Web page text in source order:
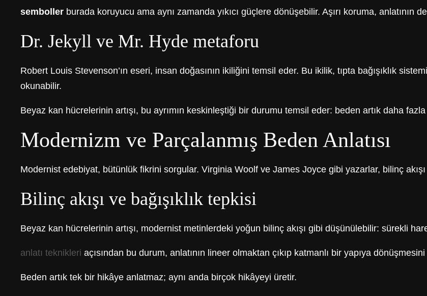
semboller burada koruyucu ama aynı zamanda yıkıcı güçlere dönüşebilir. Aşırı koruma, anlatının
Dr. Jekyll ve Mr. Hyde metaforu
Robert Louis Stevenson’ın eseri, insan doğasının ikiliğini temsil eder. Bu ikilik, tıpta bağışıklık
okunabilir.
Beyaz kan hücrelerinin artışı, bu ayrımın keskinleştiği bir durumu temsil eder: beden artık daha
Modernizm ve Parçalanmış Beden Anlatısı
Modernist edebiyat, bütünlük fikrini sorgular. Virginia Woolf ve James Joyce gibi yazarlar, bilinç
Bilinç akışı ve bağışıklık tepkisi
Beyaz kan hücrelerinin artışı, modernist metinlerdeki yoğun bilinç akışı gibi düşünülebilir: sürekli
anlatı teknikleri açısından bu durum, anlatının lineer olmaktan çıkıp katmanlı bir yapıya
Beden artık tek bir hikâye anlatmaz; aynı anda birçok hikâyeyi üretir.